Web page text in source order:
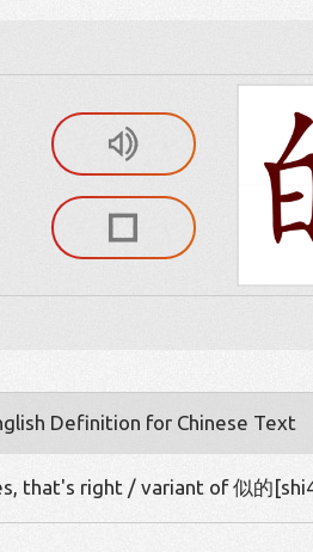
Definition for Chinese Text
that's right / variant of 似的